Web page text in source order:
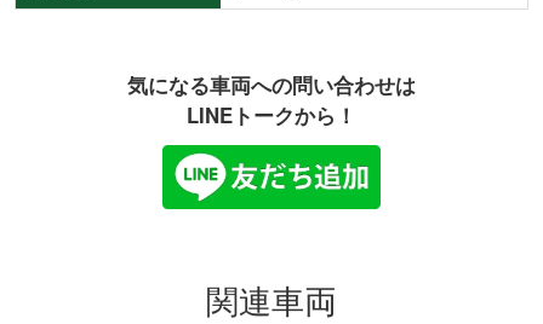
気になる車両への問い合わせは
LINEトークから！
関連車両